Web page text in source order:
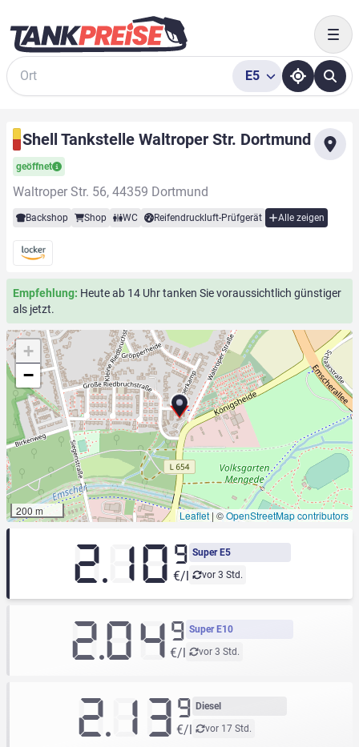
Suche
E5
Shell Tankstelle Waltroper Str. Dortmund
geöffnet
Waltroper Str. 56, 44359 Dortmund
Backshop Shop WC Reifendruckluft-Prüfgerät Alle zeigen
Empfehlung: Heute ab 14 Uhr tanken Sie voraussichtlich günstiger
als jetzt.
+
−
200 m Leaflet | ©OpenStreetMap contributors
Super E5
vor 3 Std.
2.10 9
€/l
Super E10
vor 3 Std.
2.049
€/l
Diesel
vor 17 Std.
2.139
€/l